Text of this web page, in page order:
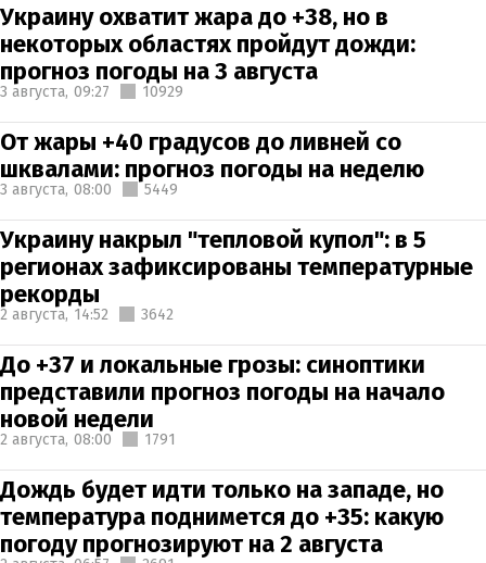
Украину охватит жара до +38, но в
некоторых областях пройдут дожди:
прогноз погоды на 3 августа
3 августа, 09:27 10929
От жары +40 градусов до ливней со
шквалами: прогноз погоды на неделю
3 августа, 08:00 5449
Украину накрыл "тепловой купол": в 5
регионах зафиксированы температурные
рекорды
2 августа, 14:52 3642
До +37 и локальные грозы: синоптики
представили прогноз погоды на начало
новой недели
2 августа, 08:00 1791
Дождь будет идти только на западе, но
температура поднимется до +35: какую
погоду прогнозируют на 2 августа